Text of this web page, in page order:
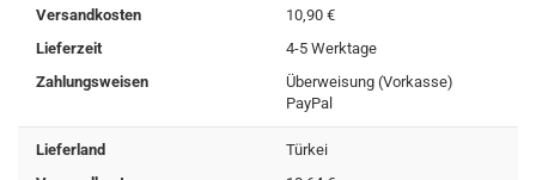
Versandkosten
10,90 €
Lieferzeit
4-5 Werktage
Zahlungsweisen
Überweisung (Vorkasse)
PayPal
Lieferland
Türkei